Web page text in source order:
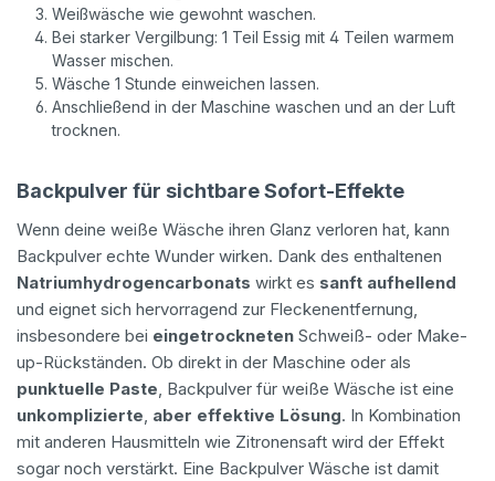
Weißwäsche wie gewohnt waschen.
Bei starker Vergilbung: 1 Teil Essig mit 4 Teilen warmem
Wasser mischen.
Wäsche 1 Stunde einweichen lassen.
Anschließend in der Maschine waschen und an der Luft
trocknen.
Backpulver für sichtbare Sofort-Effekte
Wenn deine weiße Wäsche ihren Glanz verloren hat, kann
Backpulver echte Wunder wirken. Dank des enthaltenen
Natriumhydrogencarbonats wirkt es sanft aufhellend
und eignet sich hervorragend zur Fleckenentfernung,
insbesondere bei eingetrockneten Schweiß- oder Make-
up-Rückständen. Ob direkt in der Maschine oder als
punktuelle Paste, Backpulver für weiße Wäsche ist eine
unkomplizierte, aber effektive Lösung. In Kombination
mit anderen Hausmitteln wie Zitronensaft wird der Effekt
sogar noch verstärkt. Eine Backpulver Wäsche ist damit